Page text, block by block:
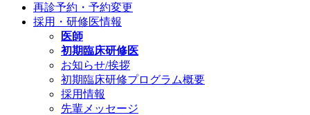
再診予約・予約変更
採用・研修医情報
医師
初期臨床研修医
お知らせ/挨拶
初期臨床研修プログラム概要
採用情報
先輩メッセージ